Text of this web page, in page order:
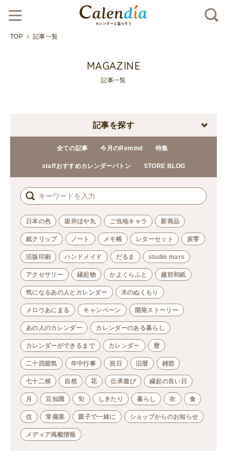
TOP 記事一覧
MAGAZINE
記事一覧
記事を探す
全ての記事 今月のRemind 特集
staffおすすめカレンダーバトン STORE BLOG
日本の色 坂井ほや丸 ご当地キャラ 新商品
紙クリップ ノート メモ帳 レターセット 炭零
活版印刷 ハンドメイド だるま studio mars
アクセサリー 縁起物 かよくらふと 越前和紙
気になるあの人とカレンダー 木のぬくもり
メロウあにまる キャンペーン 開発ストーリー
あの人のカレンダー カレンダーのある暮らし
カレンダーができるまで カレンダー 暦
二十四節気 年中行事 祝日 旧暦 雑節
七十二候 自然 花 伝承遊び 縁起の良い日
月 豆知識 旬 しきたり 暮らし 衣 食
住 常備菜 親子で一緒に ショップからのお知らせ
メディア掲載情報